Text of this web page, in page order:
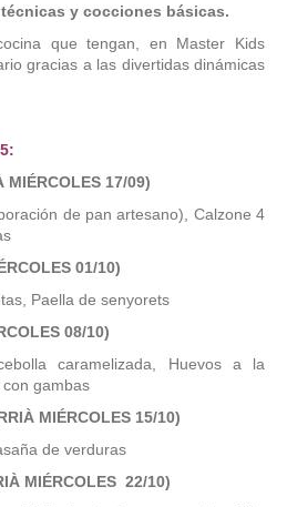
y cocciones básicas.
que tengan, en Master Kids
gracias a las divertidas dinámicas
MIÉRCOLES 17/09)
de pan artesano), Calzone 4
01/10)
Paella de senyorets
08/10)
caramelizada, Huevos a la
gambas
MIÉRCOLES 15/10)
de verduras
MIÉRCOLES 22/10)